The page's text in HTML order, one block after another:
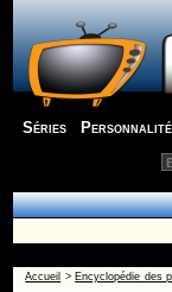
Séries
Accueil > Encyclopédie des